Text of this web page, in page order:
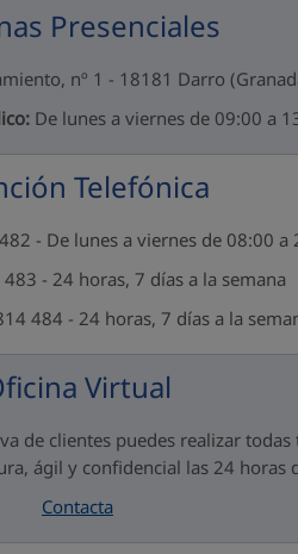
Presenciales
nº 1 - 18181 Darro
De lunes a viernes de 09:00 a
Telefónica
- De lunes a viernes de 08:00 a
- 24 horas, 7 días a la semana
484 - 24 horas, 7 días a la
Virtual
de clientes puedes realizar
ágil y confidencial las 24 horas
Contacta